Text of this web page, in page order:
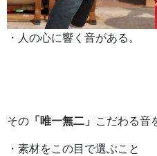
・人の心に響く音がある。
その 「唯一無二」 こだわる音
・素材をこの目で選ぶこと